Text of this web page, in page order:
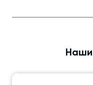
Наши